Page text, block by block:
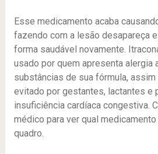
Esse medicamento acaba
fazendo com a lesão desapareça
forma saudável novamente.
usado por quem apresenta alergia
substâncias de sua fórmula,
evitado por gestantes, lactantes e
insuficiência cardíaca congestiva.
médico para ver qual
quadro.